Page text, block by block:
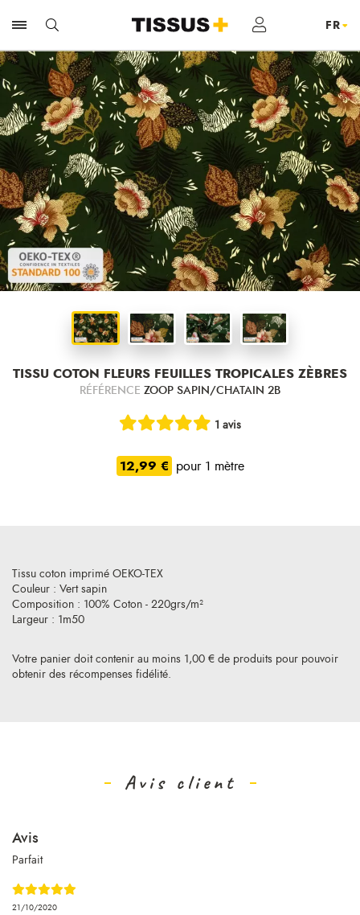
TISSU COTON FLEURS FEUILLES TROPICALES ZÈBRES
RÉFÉRENCE ZOOP SAPIN/CHATAIN 2B
1 avis
12,99 € pour 1 mètre
Votre panier doit contenir au moins 1,00 € de produits pour pouvoir
obtenir des récompenses fidélité.
Tissu coton imprimé OEKO-TEX
Couleur : Vert sapin
Composition : 100% Coton - 220grs/m²
Largeur : 1m50
Avis client
21/10/2020
Avis
Parfait